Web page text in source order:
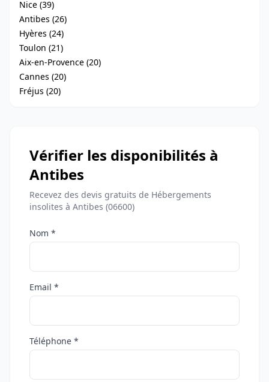
Nice (39)
Antibes (26)
Hyères (24)
Toulon (21)
Aix-en-Provence (20)
Cannes (20)
Fréjus (20)
Vérifier les disponibilités à
Antibes
Recevez des devis gratuits de Hébergements
insolites à Antibes (06600)
Nom *
Email *
Téléphone *